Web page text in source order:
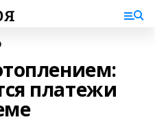
платежи